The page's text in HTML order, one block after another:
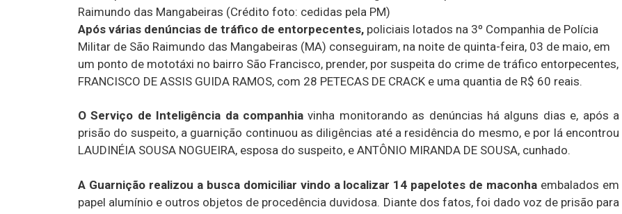
Raimundo das Mangabeiras (Crédito foto: cedidas pela PM)
Após várias denúncias de tráfico de entorpecentes, policiais lotados na 3º Companhia de Polícia
Militar de São Raimundo das Mangabeiras (MA) conseguiram, na noite de quinta-feira, 03 de maio, em
um ponto de mototáxi no bairro São Francisco, prender, por suspeita do crime de tráfico entorpecentes,
FRANCISCO DE ASSIS GUIDA RAMOS, com 28 PETECAS DE CRACK e uma quantia de R$ 60 reais.
O Serviço de Inteligência da companhiavinha monitorando as denúncias há alguns dias e, após a
prisão do suspeito, a guarnição continuou as diligências até a residência do mesmo, e por lá encontrou
LAUDINÉIA SOUSA NOGUEIRA, esposa do suspeito, e ANTÔNIO MIRANDA DE SOUSA, cunhado.
A Guarnição realizou a busca domiciliar vindo a localizar 14 papelotes de maconha embalados em
papel alumínio e outros objetos de procedência duvidosa. Diante dos fatos, foi dado voz de prisão para